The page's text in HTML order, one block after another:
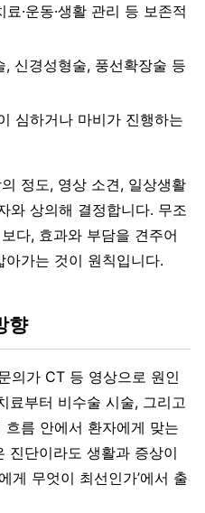
·운동·생활 관리 등 보존적
신경성형술, 풍선확장술 등
심하거나 마비가 진행하는
정도, 영상 소견, 일상생활
와 상의해 결정합니다. 무조
다, 효과와 부담을 견주어
가는 것이 원칙입니다.
향
의가 CT 등 영상으로 원인
료부터 비수술 시술, 그리고
름 안에서 환자에게 맞는
진단이라도 생활과 증상이
게 무엇이 최선인가’에서 출